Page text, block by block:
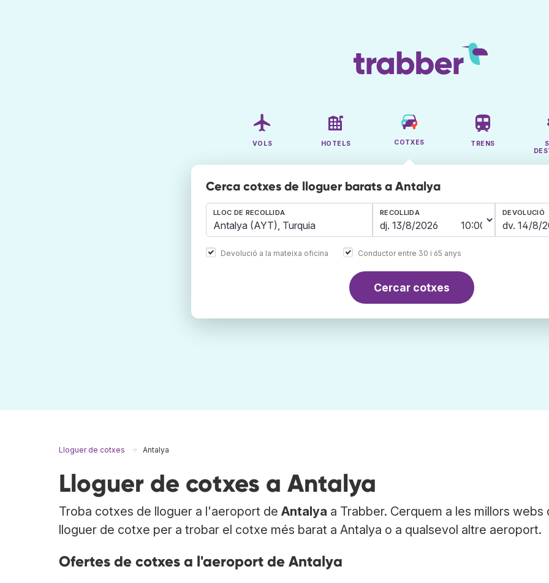
VOLS HOTELS COTXES TRENS
Cerca cotxes de lloguer barats a Antalya
LLOC DE RECOLLIDA RECOLLIDA DEVOLUCIÓ
Devolució a la mateixa oficina Conductor entre 30 i 65 anys
Cercar cotxes
Lloguer de cotxes Antalya
Lloguer de cotxes a Antalya
Troba cotxes de lloguer a l'aeroport de Antalya a Trabber. Cerquem a les millors webs
lloguer de cotxe per a trobar el cotxe més barat a Antalya o a qualsevol altre aeroport.
Ofertes de cotxes a l'aeroport de Antalya